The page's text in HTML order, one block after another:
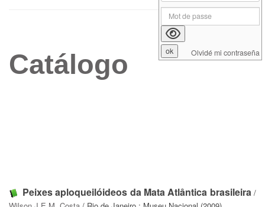
Catálogo
Peixes aploqueilóideos da Mata Atlântica brasileira/
Olvidé mi contraseña